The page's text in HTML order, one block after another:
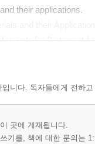
their applications.
for Biological
니다. 독자들에게 전하
곳에 게재됩니다.
기를, 책에 대한 문의는